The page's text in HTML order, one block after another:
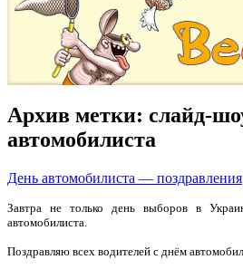
Архив метки: слайд-
автомобилиста
День автомобилиста — поздравления
Завтра не только день выборов в
автомобилиста.
Поздравляю всех водителей с днём